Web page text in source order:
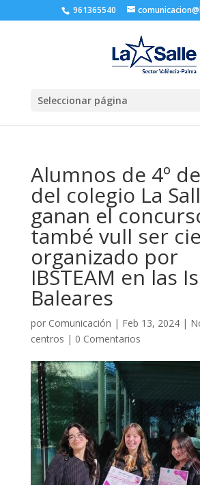
961365540
Seleccionar página
Alumnos de 4º
del colegio La
ganan el
també vull ser
organizado por
IBSTEAM en las
Baleares
por Comunicación | Feb 13, 2024|
centros | 0 Comentarios